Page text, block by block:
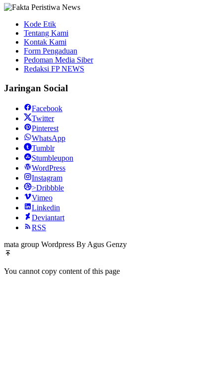
Kode Etik
Tentang Kami
Kontak Kami
Form Pengaduan
Pedoman Media Siber
Redaksi FP NEWS
Jaringan Social
Facebook
Twitter
Pinterest
WhatsApp
Tumblr
Stumbleupon
WordPress
Instagram
>Dribbble
Vimeo
Linkedin
Deviantart
RSS
mata group Wordpress By Agus Genzy
You cannot copy content of this page